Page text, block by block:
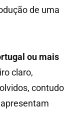
de uma
ou mais
claro,
contudo